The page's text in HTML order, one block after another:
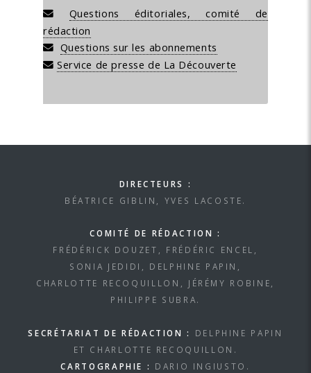
Questions éditoriales, comité de
rédaction
Questions sur les abonnements
Service de presse de La Découverte
DIRECTEURS :
BÉATRICE GIBLIN, YVES LACOSTE.
COMITÉ DE RÉDACTION :
FRÉDÉRICK DOUZET, FRÉDÉRIC ENCEL,
SONIA JEDIDI, DELPHINE PAPIN,
CHARLOTTE RECOQUILLON, JÉRÉMY ROBINE,
PHILIPPE SUBRA.
SECRÉTARIAT DE RÉDACTION :
DELPHINE PAPIN
ET CHARLOTTE RECOQUILLON.
CARTOGRAPHIE :
DARIO INGIUSTO.